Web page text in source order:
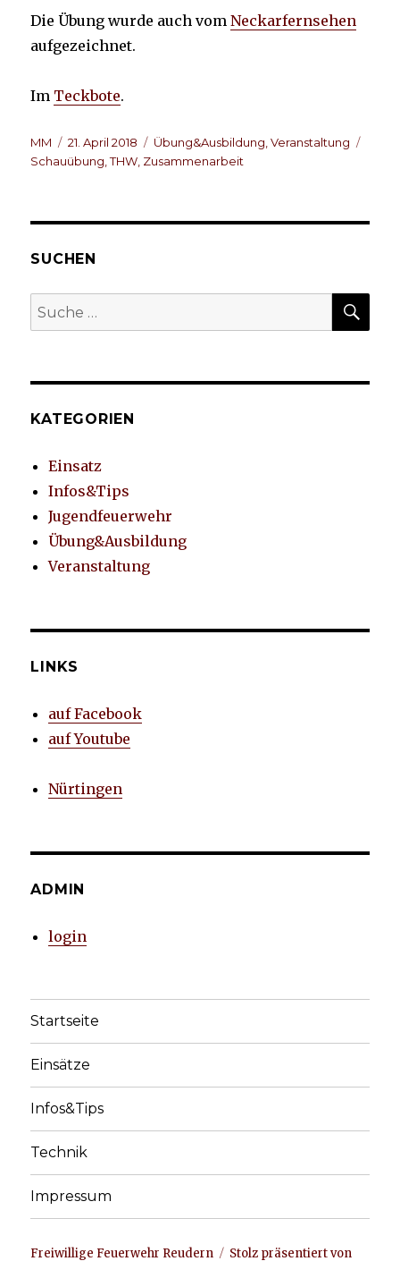
Die Übung wurde auch vomNeckarfernsehen
aufgezeichnet.
Im Teckbote.
Autor
MM
Veröffentlicht
am
21. April 2018 Kategorien
Übung&Ausbildung ,Veranstaltung
Schauübung ,THW Zusammenarbeit
SUCHEN
Suche
nach:
KATEGORIEN
Einsatz
Infos&Tips
Jugendfeuerwehr
Übung&Ausbildung
Veranstaltung
LINKS
auf Facebook
auf Youtube
Nürtingen
ADMIN
login
Startseite
Einsätze
Infos&Tips
Technik
Impressum
Freiwillige Feuerwehr Reudern Stolz präsentiert von